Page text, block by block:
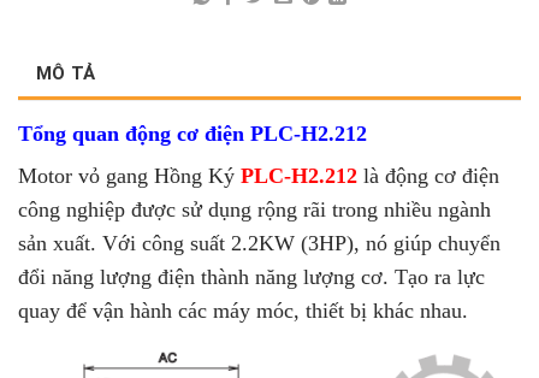
MÔ TẢ
Tổng quan động cơ điện PLC-H2.212
Motor vỏ gang Hồng Ký PLC-H2.212 là động cơ điện
công nghiệp được sử dụng rộng rãi trong nhiều ngành
sản xuất. Với công suất 2.2KW (3HP), nó giúp chuyển
đổi năng lượng điện thành năng lượng cơ. Tạo ra lực
quay để vận hành các máy móc, thiết bị khác nhau.